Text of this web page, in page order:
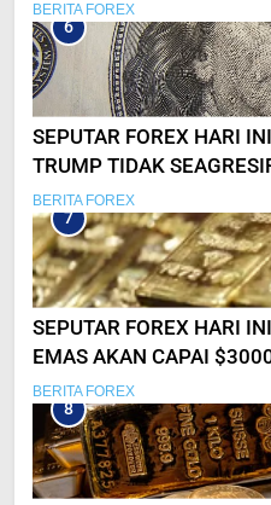
BERITA FOREX
6
SEPUTAR FOREX HARI
TRUMP TIDAK
USD SEMPAT ANJLOK
BERITA FOREX
7
SEPUTAR FOREX HARI
EMAS AKAN CAPAI
BERITA FOREX
8